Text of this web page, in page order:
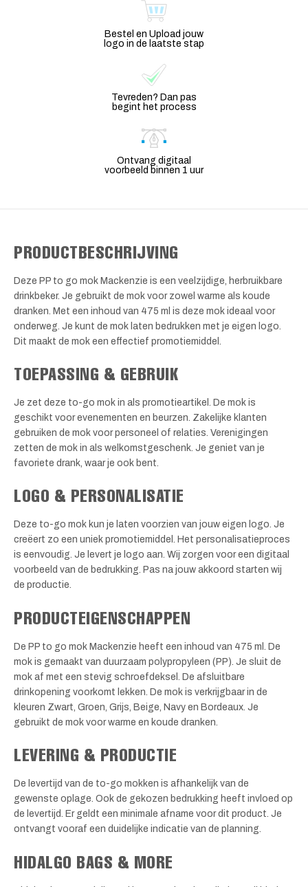
Bestel en Upload jouw
logo in de laatste stap
Tevreden? Dan pas
begint het process
Ontvang digitaal
voorbeeld binnen 1 uur
PRODUCTBESCHRIJVING
Deze PP to go mok Mackenzie is een veelzijdige, herbruikbare
drinkbeker. Je gebruikt de mok voor zowel warme als koude
dranken. Met een inhoud van 475 ml is deze mok ideaal voor
onderweg. Je kunt de mok laten bedrukken met je eigen logo.
Dit maakt de mok een effectief promotiemiddel.
TOEPASSING & GEBRUIK
Je zet deze to-go mok in als promotieartikel. De mok is
geschikt voor evenementen en beurzen. Zakelijke klanten
gebruiken de mok voor personeel of relaties. Verenigingen
zetten de mok in als welkomstgeschenk. Je geniet van je
favoriete drank, waar je ook bent.
LOGO & PERSONALISATIE
Deze to-go mok kun je laten voorzien van jouw eigen logo. Je
creëert zo een uniek promotiemiddel. Het personalisatieproces
is eenvoudig. Je levert je logo aan. Wij zorgen voor een digitaal
voorbeeld van de bedrukking. Pas na jouw akkoord starten wij
de productie.
PRODUCTEIGENSCHAPPEN
De PP to go mok Mackenzie heeft een inhoud van 475 ml. De
mok is gemaakt van duurzaam polypropyleen (PP). Je sluit de
mok af met een stevig schroefdeksel. De afsluitbare
drinkopening voorkomt lekken. De mok is verkrijgbaar in de
kleuren Zwart, Groen, Grijs, Beige, Navy en Bordeaux. Je
gebruikt de mok voor warme en koude dranken.
LEVERING & PRODUCTIE
De levertijd van de to-go mokken is afhankelijk van de
gewenste oplage. Ook de gekozen bedrukking heeft invloed op
de levertijd. Er geldt een minimale afname voor dit product. Je
ontvangt vooraf een duidelijke indicatie van de planning.
HIDALGO BAGS & MORE